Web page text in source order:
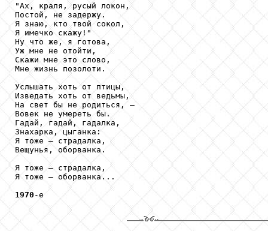
"Ах, краля, русый локон,
Постой, не задержу.
Я знаю, кто твой сокол,
Я имечко скажу!"
Ну что же, я готова,
Уж мне не отойти,
Скажи мне это слово,
Мне жизнь позолоти.
Услышать хоть от птицы,
Изведать хоть от ведьмы,
На свет бы не родиться, –
Вовек не умереть бы.
Гадай, гадай, гадалка,
Знахарка, цыганка:
Я тоже – страдалка,
Вещунья, оборванка.
Я тоже – страдалка,
Я тоже – оборванка...
1970 -е